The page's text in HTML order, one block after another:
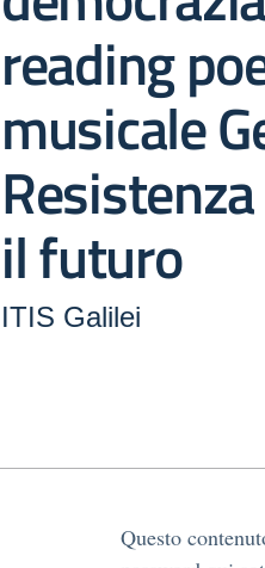
reading
musicale
il futuro
ITIS Galilei
Questo